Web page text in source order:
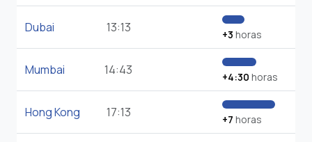
Dubai 13:13 +3 horas
Mumbai 14:43 +4:30 horas
Hong Kong 17:13 +7 horas